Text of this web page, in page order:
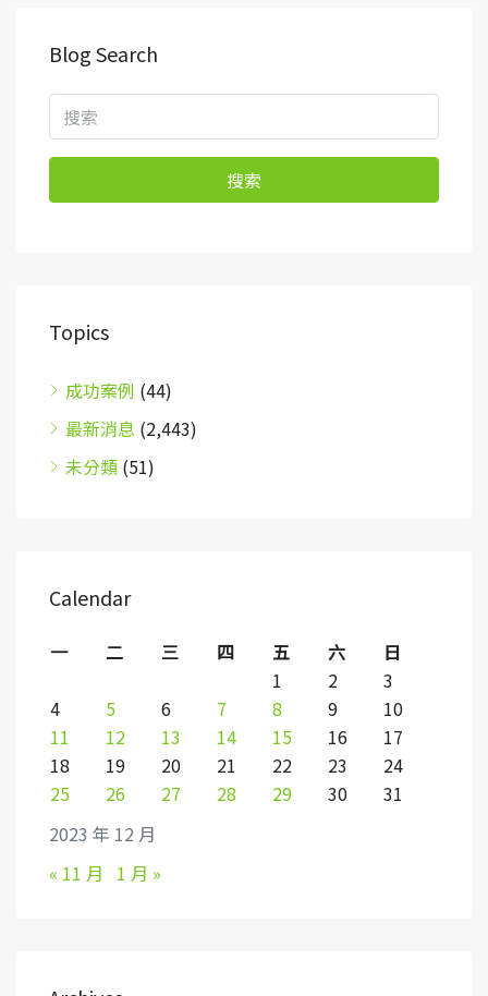
Blog Search
搜索
Topics
成功案例 (44)
最新消息 (2,443)
未分類 (51)
Calendar
2023 年 12 月
一 二 三 四 五 六
日
1
2
3
4
5 6 7 8 9
10
11
12 13 14 15 16
17
18
19 20 21 22 23
24
25
26 27 28 29 30 31
« 11 月 1 月 »